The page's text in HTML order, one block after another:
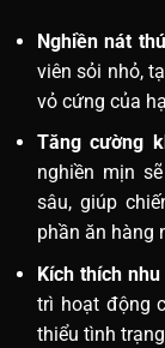
Nghiền nát
viên sỏi nhỏ,
vỏ cứng của
Tăng cường
nghiền mịn
sâu, giúp
phần ăn hàng
Kích thích
trì hoạt động
thiểu tình